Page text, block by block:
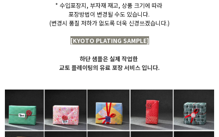
* 수입포장지, 부자재 재고, 상품 크기에 따라
포장방법이 변경될 수도 있습니다.
(변경시 품질 저하가 없도록 더욱 신경쓰겠습니다.)
[KYOTO PLATING SAMPLE]
하단 샘플은 실제 작업한
교토 플레이팅의 유료 포장 서비스 입니다.